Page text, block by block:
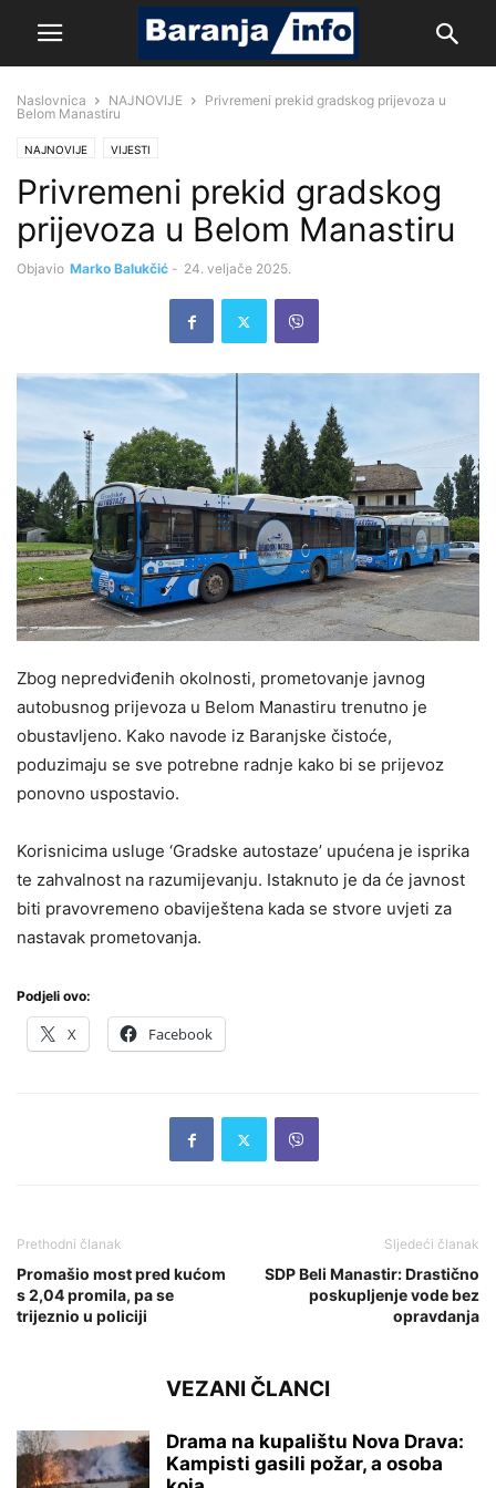
Naslovnica NAJNOVIJE
Privremeni prekid gradskog prijevoza u
Belom Manastiru
NAJNOVIJE VIJESTI
Privremeni prekid gradskog
prijevoza u Belom Manastiru
Objavio Marko Balukčić - 24. veljače 2025.
Zbog nepredviđenih okolnosti, prometovanje javnog
autobusnog prijevoza u Belom Manastiru trenutno je
obustavljeno. Kako navode iz Baranjske čistoće,
poduzimaju se sve potrebne radnje kako bi se prijevoz
ponovno uspostavio.
Korisnicima usluge ‘Gradske autostaze’ upućena je isprika
te zahvalnost na razumijevanju. Istaknuto je da će javnost
biti pravovremeno obaviještena kada se stvore uvjeti za
nastavak prometovanja.
Podjeli ovo:
X Facebook
Prethodni članak
Promašio most pred kućom
s 2,04 promila, pa se
trijeznio u policiji
Sljedeći članak
SDP Beli Manastir: Drastično
poskupljenje vode bez
opravdanja
VEZANI ČLANCI
Drama na kupalištu Nova Drava:
Kampisti gasili požar, a osoba